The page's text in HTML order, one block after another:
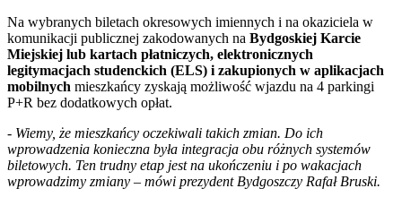
Na wybranych biletach okresowych imiennych i na okaziciela w
komunikacji publicznej zakodowanych na Bydgoskiej Karcie
Miejskiej lub kartach płatniczych, elektronicznych
legitymacjach studenckich (ELS) i zakupionych w aplikacjach
mobilnych mieszkańcy zyskają możliwość wjazdu na 4 parkingi
P+R bez dodatkowych opłat.
- Wiemy, że mieszkańcy oczekiwali takich zmian. Do ich
wprowadzenia konieczna była integracja obu różnych systemów
biletowych. Ten trudny etap jest na ukończeniu i po wakacjach
wprowadzimy zmiany – mówi prezydent Bydgoszczy Rafał Bruski.